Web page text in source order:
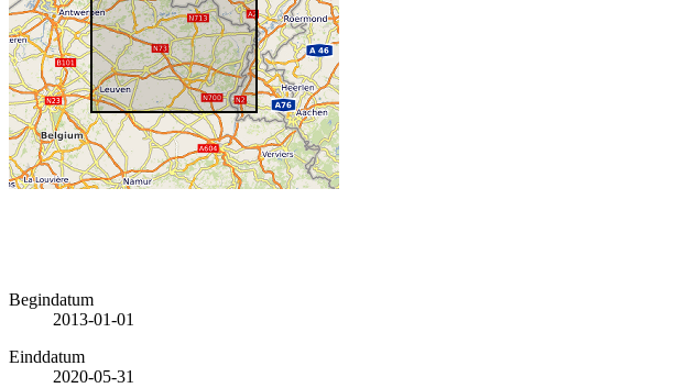
Begindatum
2013-01-01
Einddatum
2020-05-31